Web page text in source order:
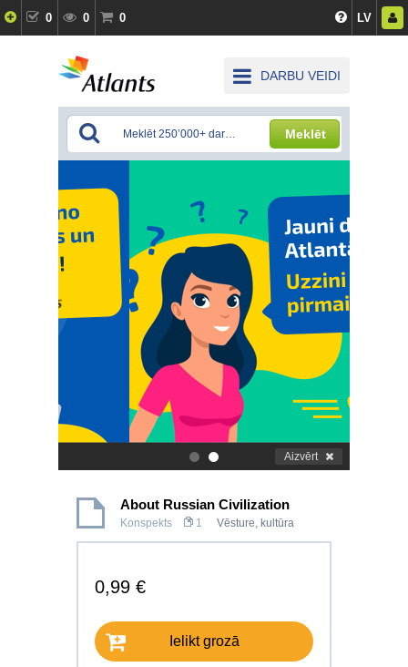
0 0 0 LV
DARBU VEIDI
Meklēt
. Aizvērt
About Russian Civilization
Konspekts 1 Vēsture, kultūra
0,99 €
Ielikt grozā